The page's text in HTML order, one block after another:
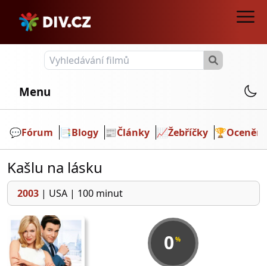
Menu
💬️Fórum 📑Blogy 📰Články 📈Žebříčky 🏆Ocenění
Kašlu na lásku
2003 | USA | 100 minut
0 %